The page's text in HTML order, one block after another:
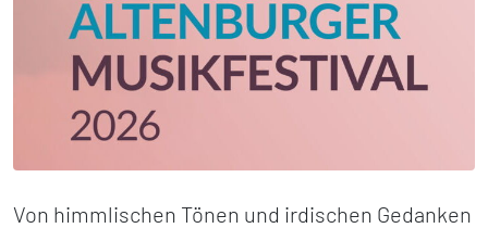
Von himmlischen Tönen und irdischen Gedanken